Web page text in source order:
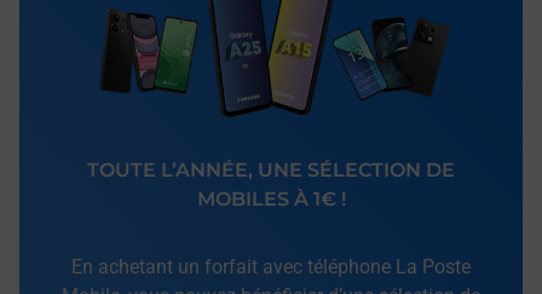
TOUTE L’ANNÉE, UNE SÉLECTION DE
MOBILES À 1€ !
En achetant un forfait avec téléphone La Poste